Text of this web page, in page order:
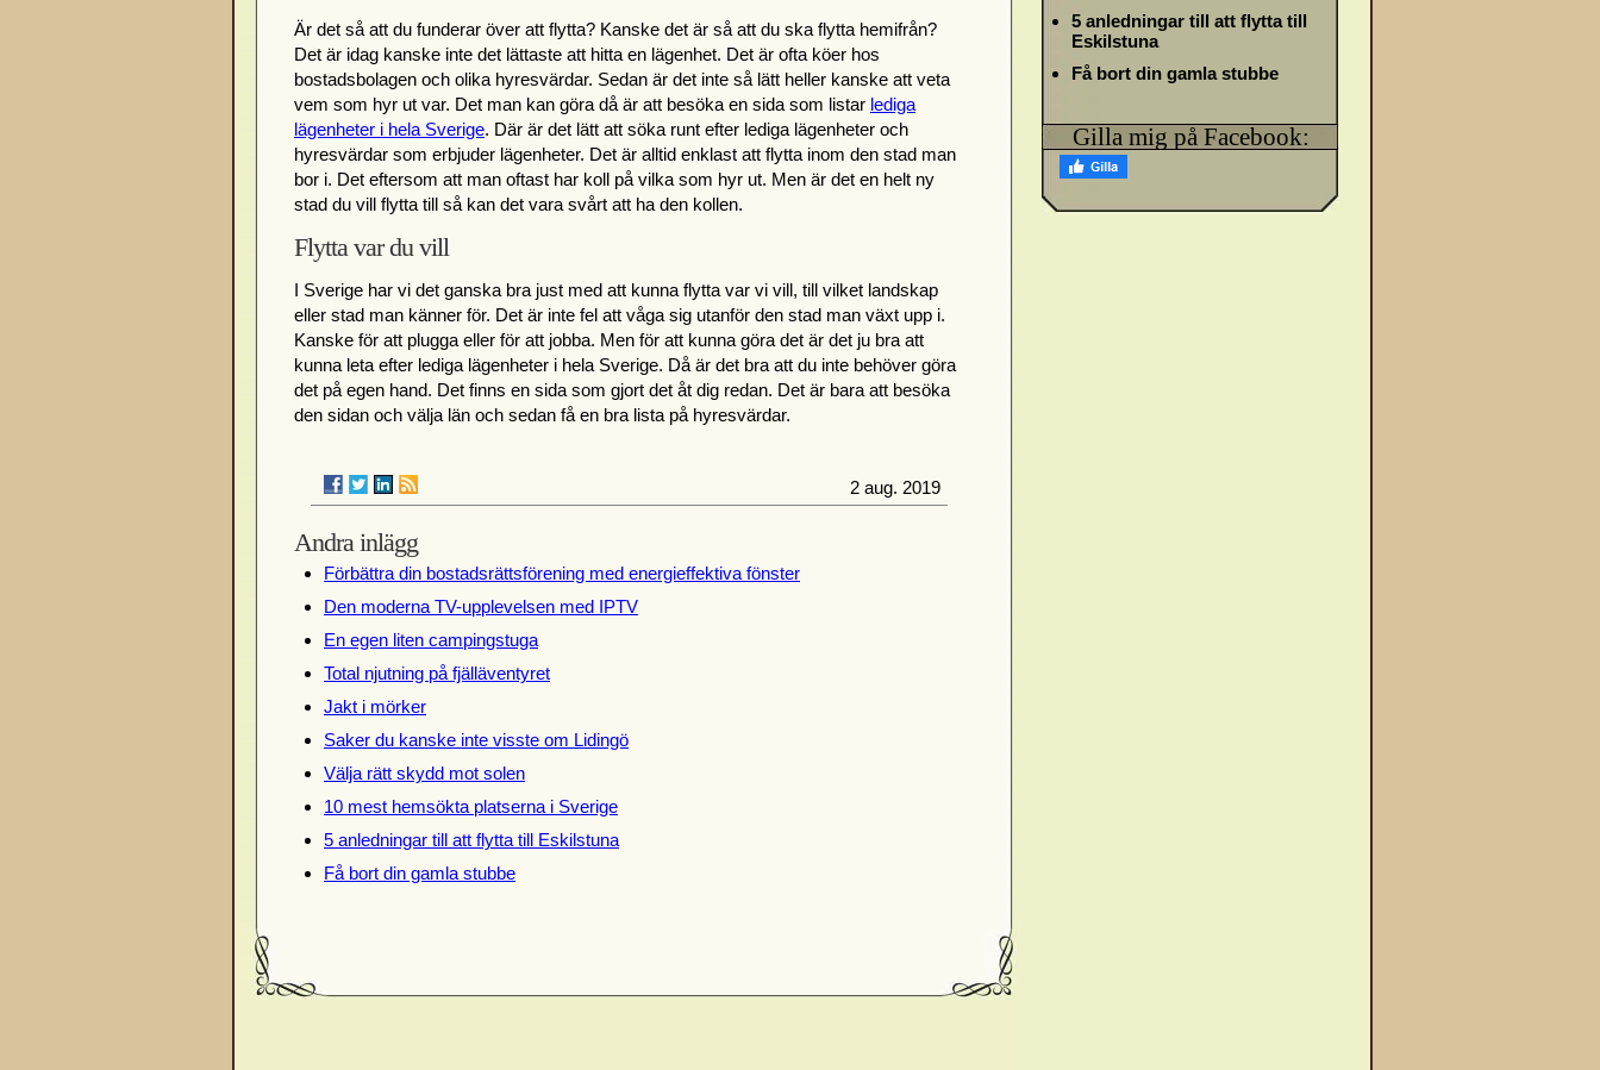
Är det så att du funderar över att flytta? Kanske det är så att du ska flytta hemifrån?
Det är idag kanske inte det lättaste att hitta en lägenhet. Det är ofta köer hos
bostadsbolagen och olika hyresvärdar. Sedan är det inte så lätt heller kanske att veta
vem som hyr ut var. Det man kan göra då är att besöka en sida som listar lediga
lägenheter i hela Sverige. Där är det lätt att söka runt efter lediga lägenheter och
hyresvärdar som erbjuder lägenheter. Det är alltid enklast att flytta inom den stad man
bor i. Det eftersom att man oftast har koll på vilka som hyr ut. Men är det en helt ny
stad du vill flytta till så kan det vara svårt att ha den kollen.
Flytta var du vill
I Sverige har vi det ganska bra just med att kunna flytta var vi vill, till vilket landskap
eller stad man känner för. Det är inte fel att våga sig utanför den stad man växt upp i.
Kanske för att plugga eller för att jobba. Men för att kunna göra det är det ju bra att
kunna leta efter lediga lägenheter i hela Sverige. Då är det bra att du inte behöver göra
det på egen hand. Det finns en sida som gjort det åt dig redan. Det är bara att besöka
den sidan och välja län och sedan få en bra lista på hyresvärdar.
2 aug. 2019
Andra inlägg
Förbättra din bostadsrättsförening med energieffektiva fönster
Den moderna TV-upplevelsen med IPTV
En egen liten campingstuga
Total njutning på fjälläventyret
Jakt i mörker
Saker du kanske inte visste om Lidingö
Välja rätt skydd mot solen
10 mest hemsökta platserna i Sverige
5 anledningar till att flytta till Eskilstuna
Få bort din gamla stubbe
5 anledningar till att flytta till
Eskilstuna
Få bort din gamla stubbe
Gilla mig på Facebook: